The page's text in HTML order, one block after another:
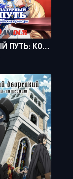
ЛАЗУРНЫЙ ПУТЬ: КОРОЛЕВСКИЕ ПРИКАЗЫ / AZUR LANE: QUEEN'S ORDERS [02 ИЗ 02]